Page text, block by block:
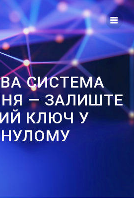
to
content
СИСТЕМА
— ЗАЛИШТЕ
КЛЮЧ У